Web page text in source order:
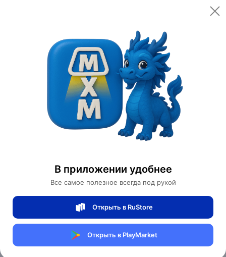
В приложении удобнее
Все самое полезное всегда под рукой
Открыть в RuStore
Открыть в PlayMarket
Открыть
Категории
Мебель для дома и офиса
Мебель для дома
Мебель в гостиную
Прямой диван Eva темный орех, ткань,
260*85*80 см
0 отзывов